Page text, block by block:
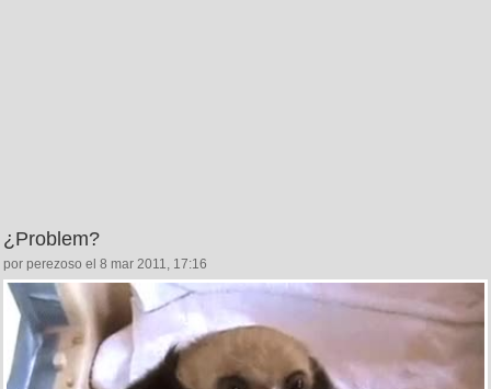
¿Problem?
por perezoso el 8 mar 2011, 17:16